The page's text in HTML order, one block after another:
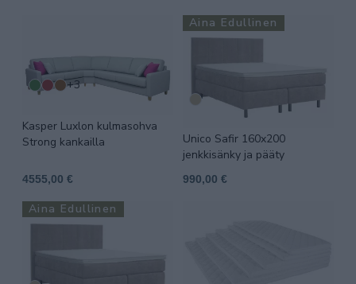
+3
Kasper Luxlon kulmasohva
Strong kankailla
4555,00 €
Aina Edullinen
Unico Safir 160x200
jenkkisänky ja pääty
990,00 €
Aina Edullinen